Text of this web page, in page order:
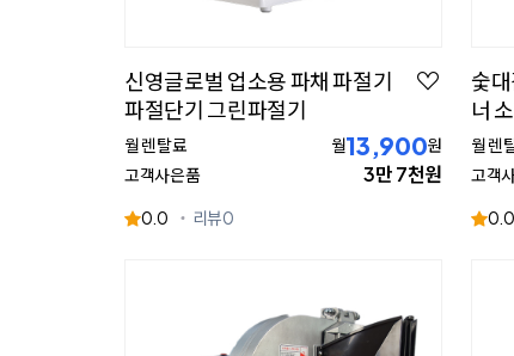
신영글로벌 업소용 파채 파절기
파절단기 그린파절기
월 렌탈료 월13,900원
고객사은품
3만 7천원
0.0 리뷰0
숯
너
월 렌
고객
0.0